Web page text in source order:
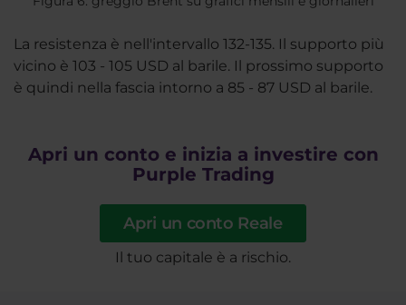
La resistenza è nell'intervallo 132-135. Il supporto più
vicino è 103 - 105 USD al barile. Il prossimo supporto
è quindi nella fascia intorno a 85 - 87 USD al barile.
Apri un conto e inizia a investire con
Purple Trading
Apri un conto Reale
Il tuo capitale è a rischio.